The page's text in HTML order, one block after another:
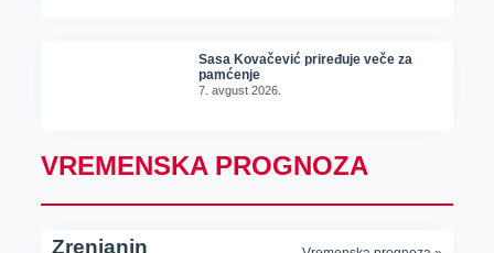
Sasa Kovačević priređuje veče za
pamćenje
7. avgust 2026.
VREMENSKA PROGNOZA